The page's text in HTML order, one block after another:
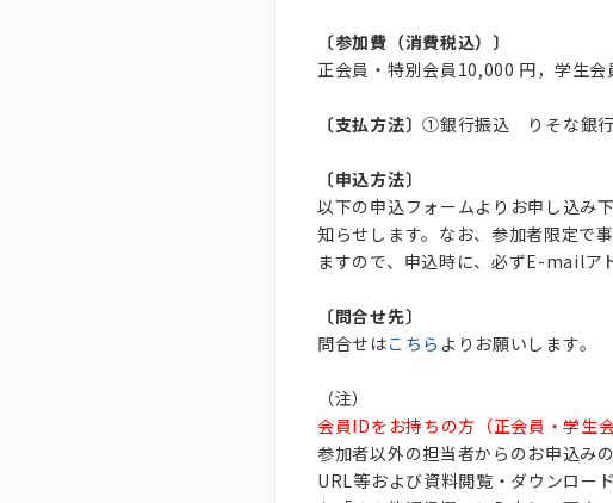
〔参加費（消費税込）〕
正会員・特別会員10,000 円，学生
〔支払方法〕①銀行振込 りそな銀
〔申込方法〕
以下の申込フォームよりお申し込み
知らせします。なお、参加者限定で
ますので、申込時に、必ずE-mailア
〔問合せ先〕
問合せはこちら よりお願いします。
（注）
会員IDをお持ちの方（正会員・学生
参加者以外の担当者からのお申込
URL等および資料閲覧・ダウンロー